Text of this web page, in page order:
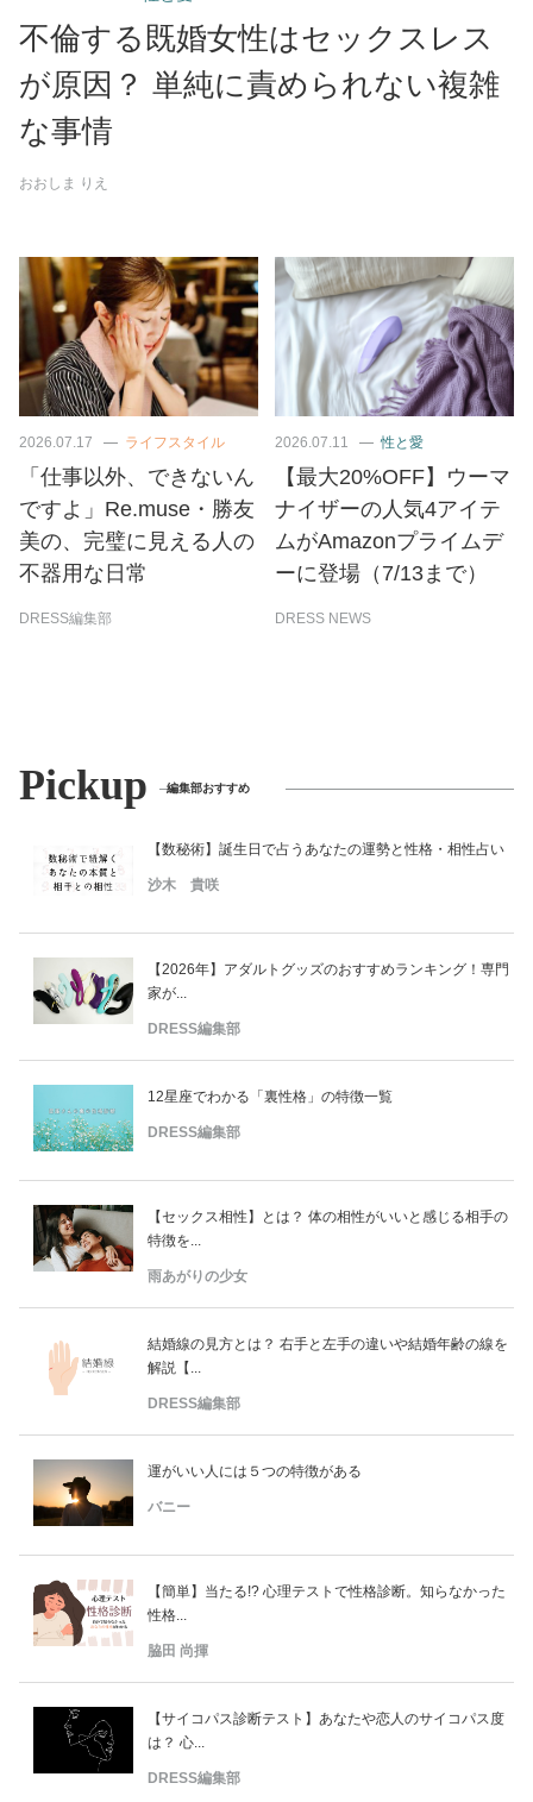
不倫する既婚女性はセックスレス
が原因？ 単純に責められない複雑
な事情
おおしま りえ
2026.07.17 ライフスタイル
「仕事以外、できないん
ですよ」Re.muse・勝友
美の、完璧に見える人の
不器用な日常
DRESS編集部
2026.07.11 性と愛
【最大20%OFF】ウーマ
ナイザーの人気4アイテ
ムがAmazonプライムデ
ーに登場（7/13まで）
DRESS NEWS
Pickup 編集部おすすめ
【数秘術】誕生日で占うあなたの運勢と性格・相性占い
沙木 貴咲
【2026年】アダルトグッズのおすすめランキング！専門
家が...
DRESS編集部
12星座でわかる「裏性格」の特徴一覧
DRESS編集部
【セックス相性】とは？ 体の相性がいいと感じる相手の
特徴を...
雨あがりの少女
結婚線の見方とは？ 右手と左手の違いや結婚年齢の線を
解説【...
DRESS編集部
運がいい人には５つの特徴がある
バニー
【簡単】当たる!? 心理テストで性格診断。知らなかった
性格...
脇田 尚揮
【サイコパス診断テスト】あなたや恋人のサイコパス度
は？ 心...
DRESS編集部